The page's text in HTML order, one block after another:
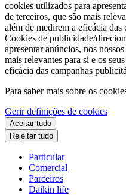
cookies utilizados para
de terceiros, que são mais
além de medirem a eficácia das
Cookies de publicidade/
apresentar anúncios, nos
mais relevantes para si e os
eficácia das campanhas
Para saber mais sobre os
Gerir definições de cookies
Aceitar tudo
Rejeitar tudo
Particular
Comercial
Parceiros
Daikin life